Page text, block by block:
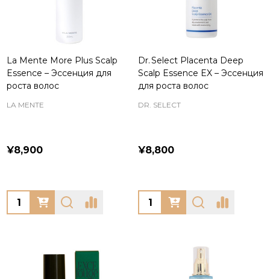
La Mente More Plus Scalp
Essence – Эссенция для
роста волос
LA MENTE
¥8,900
Quantity:
Dr. Select Placenta Deep
Scalp Essence EX – Эссенция
для роста волос
DR. SELECT
¥8,800
Quantity: